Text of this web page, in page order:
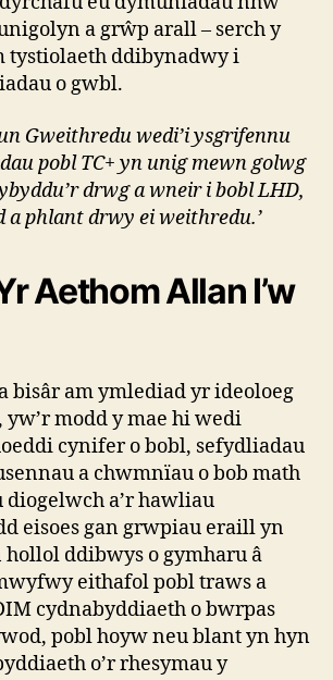
a grŵp arall – serch y
tystiolaeth ddibynadwy i
o gwbl.
Gweithredu wedi’i ysgrifennu
pobl TC+ yn unig mewn golwg
drwg a wneir i bobl LHD,
a phlant drwy ei weithredu.’
Aethom Allan I’w
bisâr am ymlediad yr ideoloeg
modd y mae hi wedi
cynifer o bobl, sefydliadau
a chwmnïau o bob math
diogelwch a’r hawliau
eisoes gan grwpiau eraill yn
hollol ddibwys o gymharu â
eithafol pobl traws a
cydnabyddiaeth o bwrpas
pobl hoyw neu blant yn hyn
o’r rhesymau y